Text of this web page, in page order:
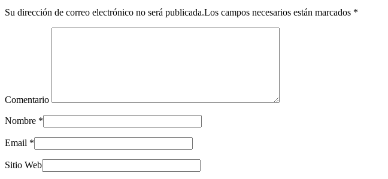
Su dirección de correo electrónico no será publicada.Los campos necesarios están marcados *
Comentario
Nombre *
Email *
Sitio Web